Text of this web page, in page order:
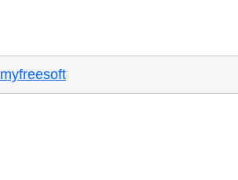
myfreesoft